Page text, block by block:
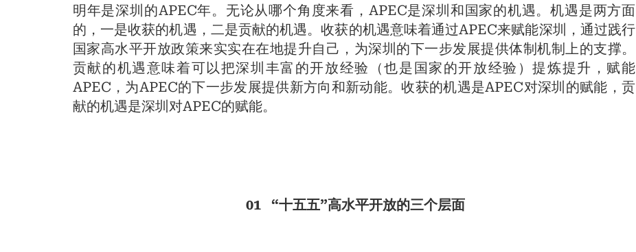
明年是深圳的APEC年。无论从哪个角度来看，APEC是深圳和国家的机遇。机遇是两方面
的，一是收获的机遇，二是贡献的机遇。收获的机遇意味着通过APEC来赋能深圳，通过践行
国家高水平开放政策来实实在在地提升自己，为深圳的下一步发展提供体制机制上的支撑。
贡献的机遇意味着可以把深圳丰富的开放经验（也是国家的开放经验）提炼提升，赋能
APEC，为APEC的下一步发展提供新方向和新动能。收获的机遇是APEC对深圳的赋能，贡
献的机遇是深圳对APEC的赋能。
01 “十五五”高水平开放的三个层面